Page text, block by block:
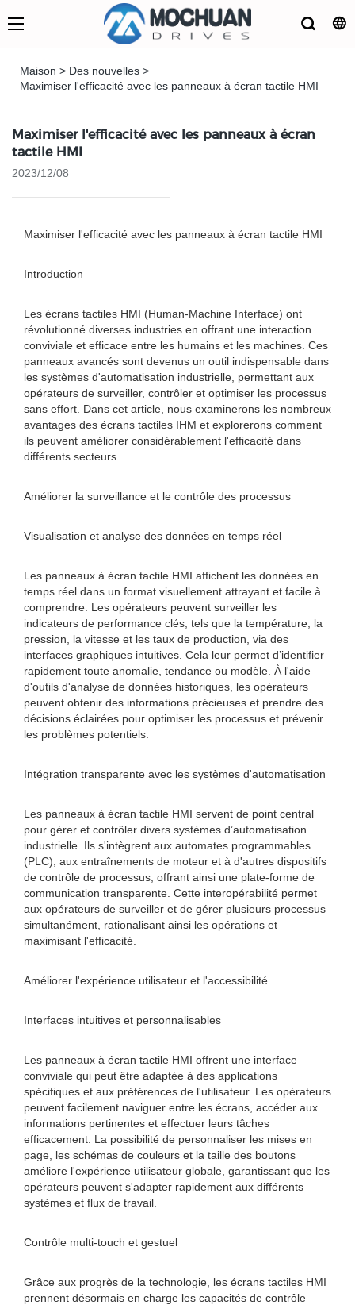
Maison > Des nouvelles >
Maximiser l'efficacité avec les panneaux à écran tactile HMI
Maximiser l'efficacité avec les panneaux à écran
tactile HMI
2023/12/08
Maximiser l'efficacité avec les panneaux à écran tactile HMI
Introduction
Les écrans tactiles HMI (Human-Machine Interface) ont
révolutionné diverses industries en offrant une interaction
conviviale et efficace entre les humains et les machines. Ces
panneaux avancés sont devenus un outil indispensable dans
les systèmes d'automatisation industrielle, permettant aux
opérateurs de surveiller, contrôler et optimiser les processus
sans effort. Dans cet article, nous examinerons les nombreux
avantages des écrans tactiles IHM et explorerons comment
ils peuvent améliorer considérablement l'efficacité dans
différents secteurs.
Améliorer la surveillance et le contrôle des processus
Visualisation et analyse des données en temps réel
Les panneaux à écran tactile HMI affichent les données en
temps réel dans un format visuellement attrayant et facile à
comprendre. Les opérateurs peuvent surveiller les
indicateurs de performance clés, tels que la température, la
pression, la vitesse et les taux de production, via des
interfaces graphiques intuitives. Cela leur permet d’identifier
rapidement toute anomalie, tendance ou modèle. À l'aide
d'outils d'analyse de données historiques, les opérateurs
peuvent obtenir des informations précieuses et prendre des
décisions éclairées pour optimiser les processus et prévenir
les problèmes potentiels.
Intégration transparente avec les systèmes d'automatisation
Les panneaux à écran tactile HMI servent de point central
pour gérer et contrôler divers systèmes d’automatisation
industrielle. Ils s'intègrent aux automates programmables
(PLC), aux entraînements de moteur et à d'autres dispositifs
de contrôle de processus, offrant ainsi une plate-forme de
communication transparente. Cette interopérabilité permet
aux opérateurs de surveiller et de gérer plusieurs processus
simultanément, rationalisant ainsi les opérations et
maximisant l'efficacité.
Améliorer l'expérience utilisateur et l'accessibilité
Interfaces intuitives et personnalisables
Les panneaux à écran tactile HMI offrent une interface
conviviale qui peut être adaptée à des applications
spécifiques et aux préférences de l'utilisateur. Les opérateurs
peuvent facilement naviguer entre les écrans, accéder aux
informations pertinentes et effectuer leurs tâches
efficacement. La possibilité de personnaliser les mises en
page, les schémas de couleurs et la taille des boutons
améliore l'expérience utilisateur globale, garantissant que les
opérateurs peuvent s'adapter rapidement aux différents
systèmes et flux de travail.
Contrôle multi-touch et gestuel
Grâce aux progrès de la technologie, les écrans tactiles HMI
prennent désormais en charge les capacités de contrôle